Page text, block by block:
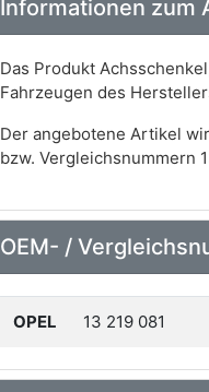
Informationen zum
Das Produkt
Fahrzeugen des
Der angebotene Artikel
bzw. Vergleichsnummern
OEM- /
OPEL 13 219 081